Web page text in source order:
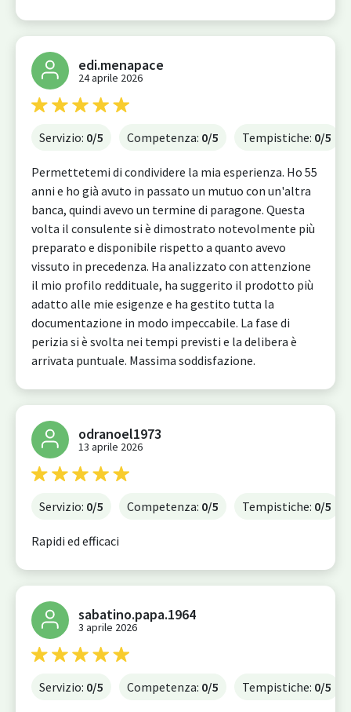
edi.menapace
24 aprile 2026
Servizio: 0/5 Competenza: 0/5 Tempistiche: 0/5
Permettetemi di condividere la mia esperienza. Ho 55
anni e ho già avuto in passato un mutuo con un'altra
banca, quindi avevo un termine di paragone. Questa
volta il consulente si è dimostrato notevolmente più
preparato e disponibile rispetto a quanto avevo
vissuto in precedenza. Ha analizzato con attenzione
il mio profilo reddituale, ha suggerito il prodotto più
adatto alle mie esigenze e ha gestito tutta la
documentazione in modo impeccabile. La fase di
perizia si è svolta nei tempi previsti e la delibera è
arrivata puntuale. Massima soddisfazione.
odranoel1973
13 aprile 2026
Servizio: 0/5 Competenza: 0/5 Tempistiche: 0/5
Rapidi ed efficaci
sabatino.papa.1964
3 aprile 2026
Servizio: 0/5 Competenza: 0/5 Tempistiche: 0/5